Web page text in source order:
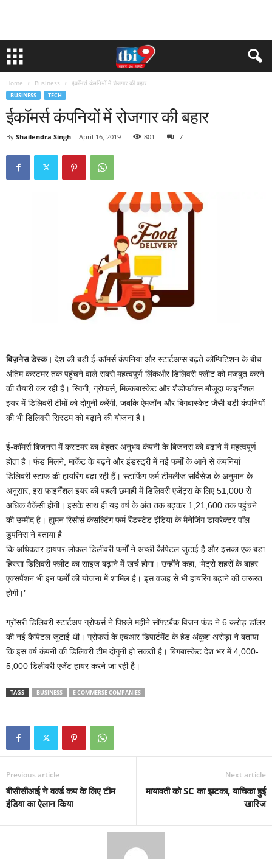
Home Business ईकॉमर्स कंपनियों में रोजगार की बहार
BUSINESS TECH
ईकॉमर्स कंपनियों में रोजगार की बहार
By Shailendra Singh - April 16, 2019 801 7
बिज़नेस डेस्क। देश की बड़ी ई-कॉमर्स कंपनियां और स्टार्टअप्स बढ़ते कॉम्पिटिशन के बीच
अंतिम कस्टमर तक पहुंचने वाले सबसे महत्वपूर्ण लिंकऔर डिलिवरी फ्लीट को मजबूत करने
की तैयारी कर रही हैं। स्विगी, ग्रोफर्स, मिल्कबास्केट और शैडोफॉक्स मौजूदा फाइनैंशल
इयर में डिलिवरी टीमों को दोगुनी करेंगी, जबकि ऐमजॉन और बिगबास्केट जैसी बड़ी कंपनियों
की भी डिलिवरी सिस्टम को बढ़ाने की योजना है।
ई-कॉमर्स बिजनस में कस्टमर का बेहतर अनुभव कंपनी के बिजनस को बढ़ाने में महत्वपूर्ण
होता है। फंड मिलने, मार्केट के बढ़ने और इंडस्ट्री में नई फर्मों के आने से कंपनियां
डिलिवरी स्टाफ की हायरिंग बढ़ा रही हैं। स्टाफिंग फर्म टीमलीज सर्विसेज के अनुमान के
अनुसार, इस फाइनैंशल इयर की पहली छमाही में डिलिवरी एजेंट्स के लिए 51,000 से
अधिक वैकेंसी होंगी। इसके साथ ही यह वर्ष के अंत तक बढ़कर 1,21,600 तक पहुंचने
की उम्मीद है। ह्युमन रिसोर्स कंसल्टिंग फर्म रैंडस्टेड इंडिया के मैनेजिंग डायरेक्टर पॉल
डुपनिस ने बताया है
कि अधिकतर हायपर-लोकल डिलीवरी फर्मों ने अच्छी कैपिटल जुटाई है और इसका एक बड़ा
हिस्सा डिलिवरी फ्लीट का साइज बढ़ाने में खर्च होगा। उन्होंने कहा, ‘मेट्रो शहरों के बाहर
एक्सपैंशन भी इन फर्मों की योजना में शामिल है। इस वजह से भी हायरिंग बढ़ाने की जरूरत
होगी।’
ग्रॉसरी डिलिवरी स्टार्टअप ग्रोफर्स ने पिछले महीने सॉफ्टबैंक विजन फंड ने 6 करोड़ डॉलर
की नई कैपिटल जुटाई थी। ग्रोफर्स के एचआर डिपार्टमेंट के हेड अंकुश अरोड़ा ने बताया
कि इस वर्ष कंपनी की डिलिवरी टीम दोगुनी हो सकती है। बिगबास्केट देश भर में 4,000-
5,000 डिलीवरी एजेंट हायर करने जा रही है।
TAGS BUSINESS E COMMERSE COMPANIES
Previous article
बीसीसीआई ने वर्ल्ड कप के लिए टीम
इंडिया का ऐलान किया
Next article
मायावती को SC का झटका, याचिका हुई
खारिज